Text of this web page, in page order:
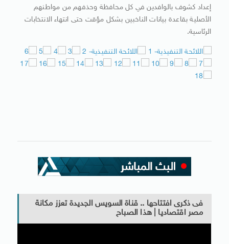
إعداد كشوف بالوافدين في كل محافظة وحذفهم من مواطنهم
الأصلية بقاعدة بيانات الناخبين بشكل مؤقت حتى انتهاء الانتخابات
الرئاسية.
فى ذكرى افتتاحها .. قناة السويس الجديدة تعزز مكانة
مصر اقتصاديا | هذا الصباح